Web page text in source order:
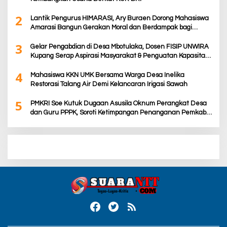
2
Lantik Pengurus HIMARASI, Ary Buraen Dorong Mahasiswa
Amarasi Bangun Gerakan Moral dan Berdampak bagi
3
Gelar Pengabdian di Desa Mbotulaka, Dosen FISIP UNWIRA
Kupang Serap Aspirasi Masyarakat & Penguatan Kapasitas
4
Mahasiswa KKN UMK Bersama Warga Desa Inelika
Restorasi Talang Air Demi Kelancaran Irigasi Sawah
5
PMKRI Soe Kutuk Dugaan Asusila Oknum Perangkat Desa
dan Guru PPPK, Soroti Ketimpangan Penanganan Pemkab